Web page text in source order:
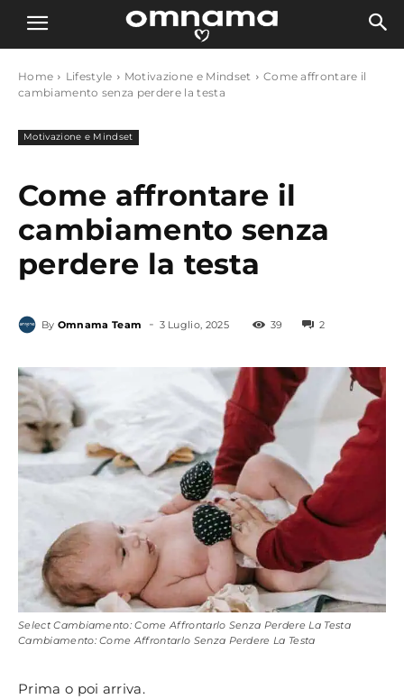
Home Lifestyle Motivazione e Mindset
Come affrontare il
cambiamento senza perdere la testa
Motivazione e Mindset
Come affrontare il
cambiamento senza
perdere la testa
By Omnama Team - 3 Luglio, 2025 39 2
Select Cambiamento: Come Affrontarlo Senza Perdere La Testa
Cambiamento: Come Affrontarlo Senza Perdere La Testa
Prima o poi arriva.